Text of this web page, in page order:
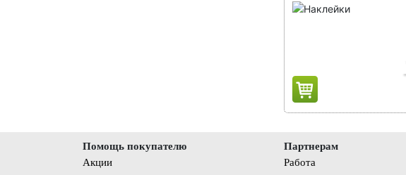
Помощь покупателю
Акции
Партнерам
Работа